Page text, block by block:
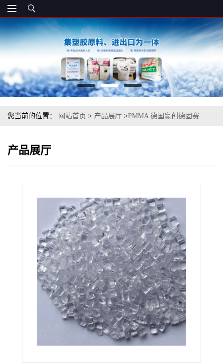
您当前的位置： 网站首页 > 产品展厅 >PMMA 德国赢创德固赛
产品展厅